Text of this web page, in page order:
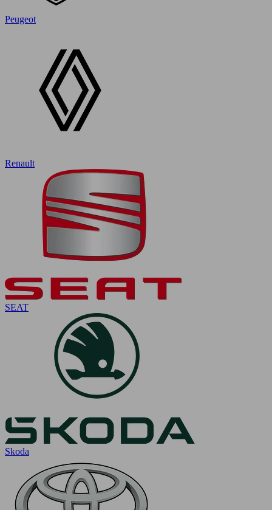
Peugeot
Renault
SEAT
Skoda